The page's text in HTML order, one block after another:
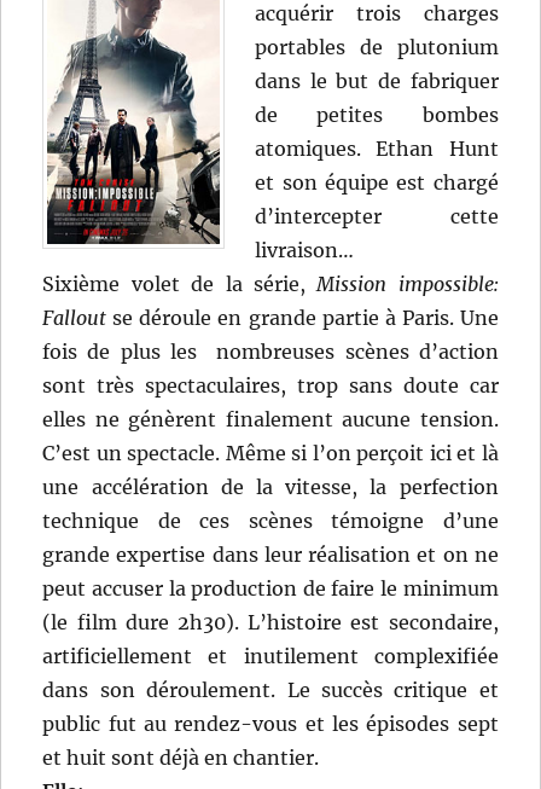
acquérir trois charges
portables de plutonium
dans le but de fabriquer
de petites bombes
atomiques. Ethan Hunt
et son équipe est chargé
d’intercepter cette
livraison…
Sixième volet de la série,Mission impossible:
Fallout se déroule en grande partie à Paris. Une
fois de plus les nombreuses scènes d’action
sont très spectaculaires, trop sans doute car
elles ne génèrent finalement aucune tension.
C’est un spectacle. Même si l’on perçoit ici et là
une accélération de la vitesse, la perfection
technique de ces scènes témoigne d’une
grande expertise dans leur réalisation et on ne
peut accuser la production de faire le minimum
(le film dure 2h30). L’histoire est secondaire,
artificiellement et inutilement complexifiée
dans son déroulement. Le succès critique et
public fut au rendez-vous et les épisodes sept
et huit sont déjà en chantier.